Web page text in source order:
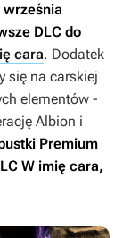
września
DLC do
cara. Dodatek
się na carskiej
elementów -
Albion i
Premium
W imię cara,